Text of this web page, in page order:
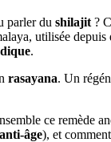
parler du shilajit ?
utilisée depuis
.
rasayana. Un
ce remède
anti-âge), et